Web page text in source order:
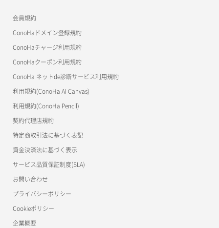
美雲このは徹底ガイド
会員規約
ConoHaドメイン登録規約
ConoHaチャージ利用規約
ConoHaクーポン利用規約
ConoHa ネットde診断サービス利用規約
利用規約(ConoHa AI Canvas)
利用規約(ConoHa Pencil)
契約代理店規約
特定商取引法に基づく表記
資金決済法に基づく表示
サービス品質保証制度(SLA)
お問い合わせ
プライバシーポリシー
Cookieポリシー
企業概要